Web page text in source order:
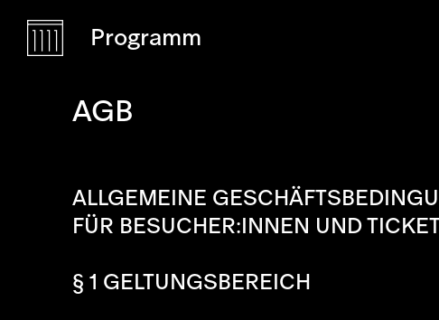
Programm
AGB
ALLGEMEINE
FÜR BESUCHER:INNEN UND
§ 1 GELTUNGSBEREICH